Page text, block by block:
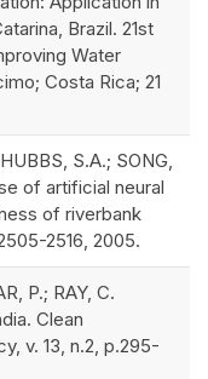
Brazil. 21st
Water
Costa Rica; 21
S.A.; SONG,
of artificial neural
of riverbank
2516, 2005.
P.; RAY, C.
Clean
v. 13, n.2, p.295-